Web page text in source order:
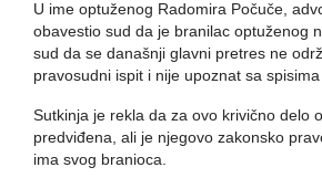
U ime optuženog Radomira Počuče,
obavestio sud da je branilac optuženog
sud da se današnji glavni pretres ne
pravosudni ispit i nije upoznat sa
Sutkinja je rekla da za ovo krivično delo
predviđena, ali je njegovo zakonsko
ima svog branioca.